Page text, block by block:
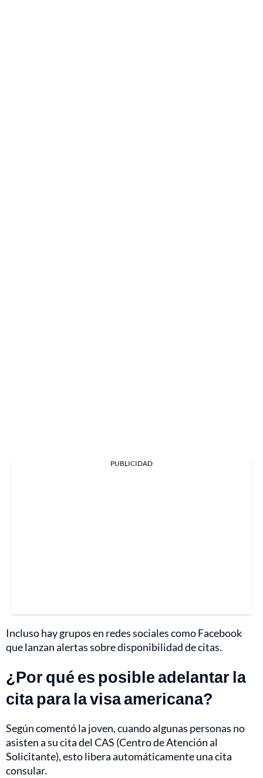
PUBLICIDAD
Incluso hay grupos en redes sociales como Facebook
que lanzan alertas sobre disponibilidad de citas.
¿Por qué es posible adelantar la
cita para la visa americana?
Según comentó la joven, cuando algunas personas no
asisten a su cita del CAS (Centro de Atención al
Solicitante), esto libera automáticamente una cita
consular.